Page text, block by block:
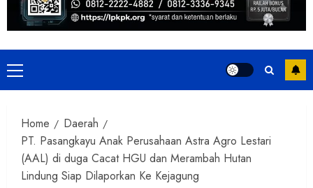
Primary
Menu
Home
Daerah
PT. Pasangkayu Anak Perusahaan Astra Agro Lestari
(AAL) di duga Cacat HGU dan Merambah Hutan
Lindung Siap Dilaporkan Ke Kejagung